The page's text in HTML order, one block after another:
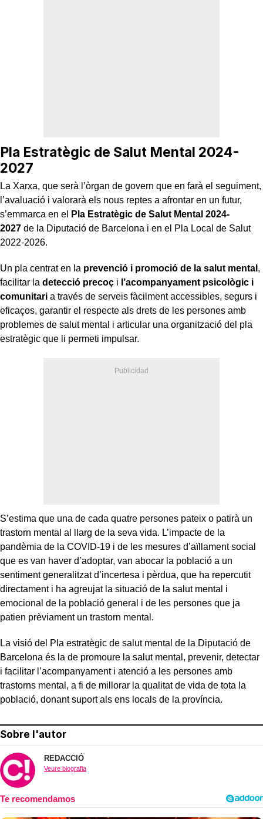
Pla Estratègic de Salut Mental 2024-
2027
La Xarxa, que serà l’òrgan de govern que en farà el seguiment,
l’avaluació i valorarà els nous reptes a afrontar en un futur,
s’emmarca en el
Pla Estratègic de Salut Mental 2024-
2027 de la Diputació de Barcelona i en el Pla Local de Salut
2022-2026.
Un pla centrat en la prevenció i promoció de la salut mental ,
facilitar la detecció precoç i l’acompanyament psicològic i
comunitari a través de serveis fàcilment accessibles, segurs i
eficaços, garantir el respecte als drets de les persones amb
problemes de salut mental i articular una organització del pla
estratègic que li permeti impulsar.
S’estima que una de cada quatre persones pateix o patirà un
trastorn mental al llarg de la seva vida. L’impacte de la
pandèmia de la COVID-19 i de les mesures d’aïllament social
que es van haver d’adoptar, van abocar la població a un
sentiment generalitzat d’incertesa i pèrdua, que ha repercutit
directament i ha agreujat la situació de la salut mental i
emocional de la població general i de les persones que ja
patien prèviament un trastorn mental.
La visió del Pla estratègic de salut mental de la Diputació de
Barcelona és la de promoure la salut mental, prevenir, detectar
i facilitar l’acompanyament i atenció a les persones amb
trastorns mental, a fi de millorar la qualitat de vida de tota la
població, donant suport als ens locals de la província.
Sobre l'autor
REDACCIÓ
Veure biografia